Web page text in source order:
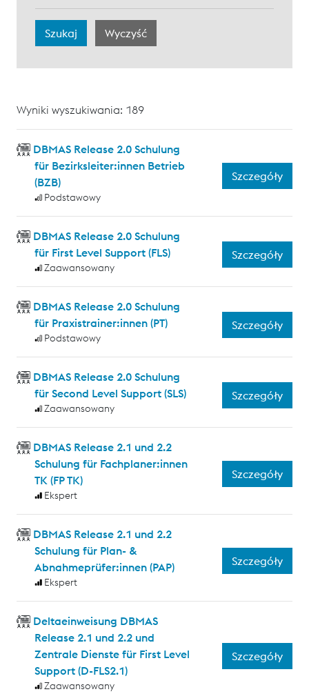
Wyniki wyszukiwania: 189
DBMAS Release 2.0 Schulung
für Bezirksleiter:innen Betrieb
(BZB)
Podstawowy
Szczegóły
DBMAS Release 2.0 Schulung
für First Level Support (FLS)
Zaawansowany
Szczegóły
DBMAS Release 2.0 Schulung
für Praxistrainer:innen (PT)
Podstawowy
Szczegóły
DBMAS Release 2.0 Schulung
für Second Level Support (SLS)
Zaawansowany
Szczegóły
DBMAS Release 2.1 und 2.2
Schulung für Fachplaner:innen
TK (FP TK)
Ekspert
Szczegóły
DBMAS Release 2.1 und 2.2
Schulung für Plan- &
Abnahmeprüfer:innen (PAP)
Ekspert
Szczegóły
Deltaeinweisung DBMAS
Release 2.1 und 2.2 und
Zentrale Dienste für First Level
Support (D-FLS2.1)
Zaawansowany
Szczegóły